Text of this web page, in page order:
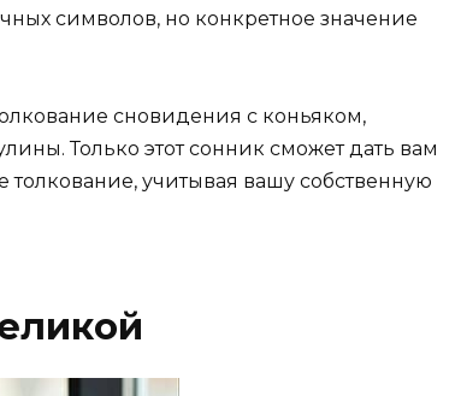
символов, но конкретное значение
сновидения с коньяком,
Только этот сонник сможет дать вам
учитывая вашу собственную